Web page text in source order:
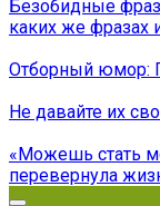
Безобидные
каких же фразах
Отборный юмор:
Не давайте их
«Можешь стать
перевернула